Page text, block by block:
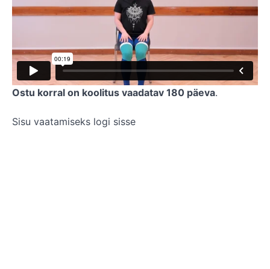
Ostu korral on koolitus vaadatav 180 päeva.
Sisu vaatamiseks logi sisse